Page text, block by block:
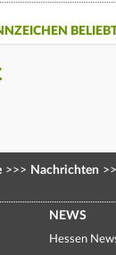
>>> Nachrichten
NEWS
Hessen